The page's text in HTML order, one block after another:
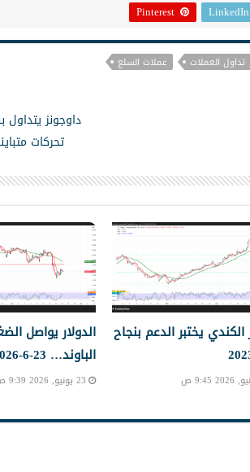
LinkedIn
Pinterest
تداول العملات عملات السلع
داوجونز
تحركات متباينة 13-4-
الكندي يختبر الدعم بنجاح
الدولار يواصل
الباوند… 23-6-2026
23 يونيو, 2026 9:39 ص